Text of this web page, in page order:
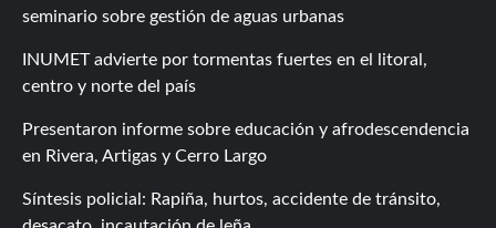
seminario sobre gestión de aguas urbanas
INUMET advierte por tormentas fuertes en el litoral,
centro y norte del país
Presentaron informe sobre educación y afrodescendencia
en Rivera, Artigas y Cerro Largo
Síntesis policial: Rapiña, hurtos, accidente de tránsito,